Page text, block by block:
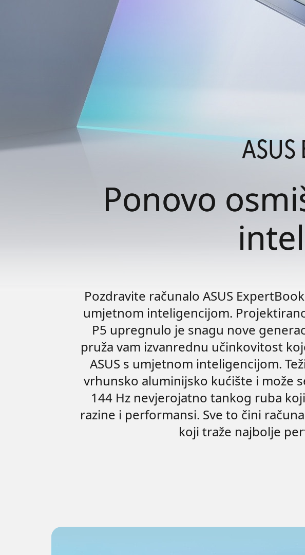
Ponovo
Pozdravite računalo ASUS
umjetnom inteligencijom.
P5 upregnulo je snagu nove
pruža vam izvanrednu učinkovitost
ASUS s umjetnom inteligencijom.
vrhunsko aluminijsko kućište i može
144 Hz nevjerojatno tankog ruba
razine i performansi. Sve to čini
koji traže najbolje